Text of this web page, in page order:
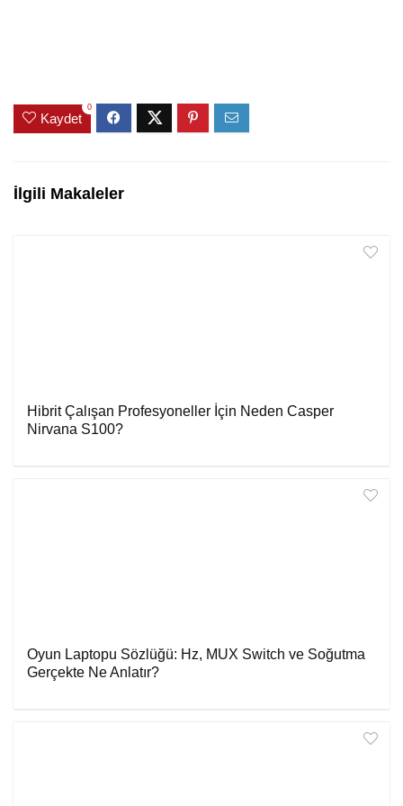
Kaydet
0
İlgili Makaleler
Hibrit Çalışan Profesyoneller İçin Neden Casper
Nirvana S100?
Oyun Laptopu Sözlüğü: Hz, MUX Switch ve Soğutma
Gerçekte Ne Anlatır?